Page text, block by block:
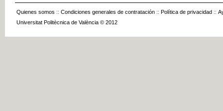
Quienes somos :: Condiciones generales de contratación :: Política de privacidad ::
Universitat Politècnica de València © 2012